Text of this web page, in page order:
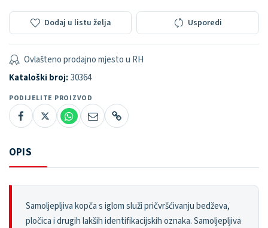
Dodaj u listu želja Usporedi
Ovlašteno prodajno mjesto u RH
Kataloški broj: 30364
PODIJELITE PROIZVOD
OPIS
Samoljepljiva kopča s iglom služi pričvršćivanju bedževa,
pločica i drugih lakših identifikacijskih oznaka. Samoljepljiva